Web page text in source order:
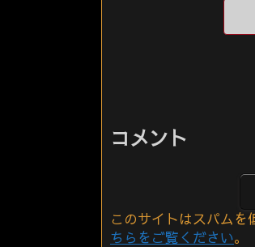
コメント
このサイトはスパムを
ちらをご覧ください。